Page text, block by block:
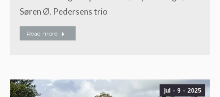
Søren Ø. Pedersens trio
Read more
jul 9 2025